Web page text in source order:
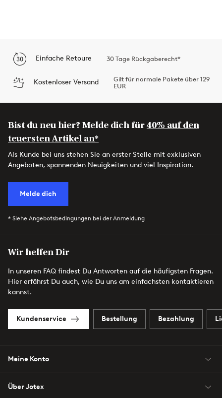
Einfache Retoure 30 Tage Rückgaberecht*
Kostenloser Versand
Gilt für normale Pakete über 129
EUR
Bist du neu hier? Melde dich für40% auf den
teuersten Artikel an*
Als Kunde bei uns stehen Sie an erster Stelle mit exklusiven
Angeboten, spannenden Neuigkeiten und viel Inspiration.
Melde dich
* Siehe Angebotsbedingungen bei der Anmeldung
Wir helfen Dir
In unseren FAQ findest Du Antworten auf die häufigsten Fragen.
Hier erfährst Du auch, wie Du uns am einfachsten kontaktieren
kannst.
Kundenservice Bestellung Bezahlung
Meine Konto
Über Jotex